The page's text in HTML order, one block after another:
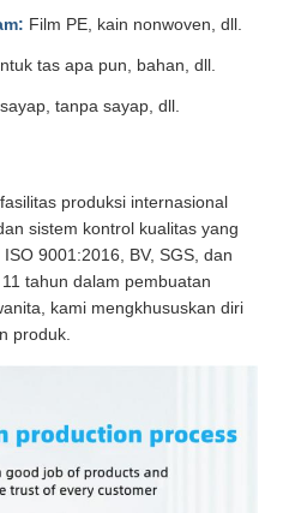
Film PE, kain nonwoven, dll.
tas apa pun, bahan, dll.
tanpa sayap, dll.
produksi internasional
sistem kontrol kualitas yang
9001:2016, BV, SGS, dan
tahun dalam pembuatan
kami mengkhususkan diri
produk.